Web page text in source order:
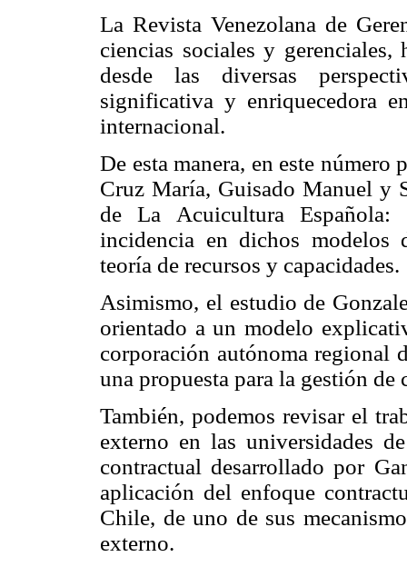
La Revista Venezolana de
ciencias sociales y
desde las diversas
significativa y enriquecedora
internacional.
De esta manera, en este
Cruz María, Guisado Manuel y
de La Acuicultura Española:
incidencia en dichos modelos
teoría de recursos y capacidades.
Asimismo, el estudio de
orientado a un modelo
corporación autónoma regional
una propuesta para la gestión
También, podemos revisar el
externo en las universidades
contractual desarrollado por
aplicación del enfoque
Chile, de uno de sus
externo.